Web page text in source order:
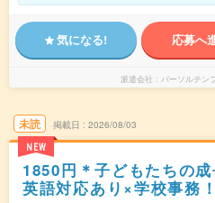
気になる! 応募へ
派遣会社 パーソルテン
未読
NEW
掲載日 2026/08/03
1850円＊子どもたちの
英語対応あり×学校事務！